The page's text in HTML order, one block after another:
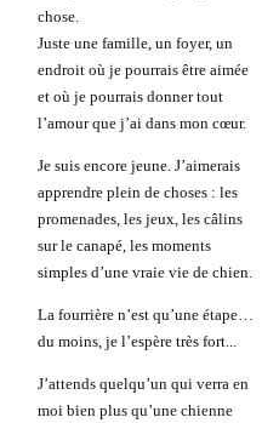
chose.
Juste une famille, un foyer, un
endroit où je pourrais être aimée
et où je pourrais donner tout
l’amour que j’ai dans mon cœur.
Je suis encore jeune. J’aimerais
apprendre plein de choses : les
promenades, les jeux, les câlins
sur le canapé, les moments
simples d’une vraie vie de chien.
La fourrière n’est qu’une étape…
du moins, je l’espère très fort...
J’attends quelqu’un qui verra en
moi bien plus qu’une chienne